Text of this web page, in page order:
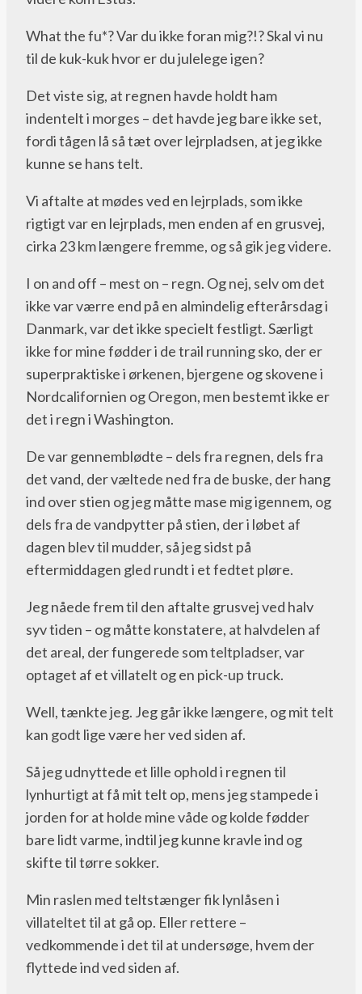
What the fu*? Var du ikke foran mig?!? Skal vi nu
til de kuk-kuk hvor er du julelege igen?
Det viste sig, at regnen havde holdt ham
indentelt i morges – det havde jeg bare ikke set,
fordi tågen lå så tæt over lejrpladsen, at jeg ikke
kunne se hans telt.
Vi aftalte at mødes ved en lejrplads, som ikke
rigtigt var en lejrplads, men enden af en grusvej,
cirka 23 km længere fremme, og så gik jeg videre.
I on and off – mest on – regn. Og nej, selv om det
ikke var værre end på en almindelig efterårsdag i
Danmark, var det ikke specielt festligt. Særligt
ikke for mine fødder i de trail running sko, der er
superpraktiske i ørkenen, bjergene og skovene i
Nordcalifornien og Oregon, men bestemt ikke er
det i regn i Washington.
De var gennemblødte – dels fra regnen, dels fra
det vand, der væltede ned fra de buske, der hang
ind over stien og jeg måtte mase mig igennem, og
dels fra de vandpytter på stien, der i løbet af
dagen blev til mudder, så jeg sidst på
eftermiddagen gled rundt i et fedtet pløre.
Jeg nåede frem til den aftalte grusvej ved halv
syv tiden – og måtte konstatere, at halvdelen af
det areal, der fungerede som teltpladser, var
optaget af et villatelt og en pick-up truck.
Well, tænkte jeg. Jeg går ikke længere, og mit telt
kan godt lige være her ved siden af.
Så jeg udnyttede et lille ophold i regnen til
lynhurtigt at få mit telt op, mens jeg stampede i
jorden for at holde mine våde og kolde fødder
bare lidt varme, indtil jeg kunne kravle ind og
skifte til tørre sokker.
Min raslen med teltstænger fik lynlåsen i
villateltet til at gå op. Eller rettere –
vedkommende i det til at undersøge, hvem der
flyttede ind ved siden af.